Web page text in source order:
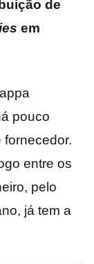
de
em
pouco
entre os
pelo
já tem a